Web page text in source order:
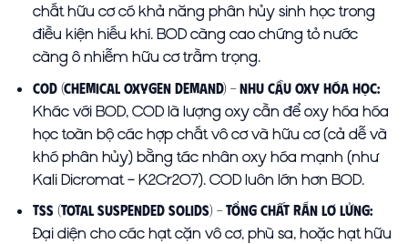
chất hữu cơ có khả năng phân hủy sinh học trong
điều kiện hiếu khí. BOD càng cao chứng tỏ nước
càng ô nhiễm hữu cơ trầm trọng.
COD (Chemical Oxygen Demand) – Nhu cầu oxy hóa học:
Khác với BOD, COD là lượng oxy cần để oxy hóa hóa
học toàn bộ các hợp chất vô cơ và hữu cơ (cả dễ và
khó phân hủy) bằng tác nhân oxy hóa mạnh (như
Kali Dicromat – K2Cr2O7). COD luôn lớn hơn BOD.
TSS (Total Suspended Solids) – Tổng chất rắn lơ lửng:
Đại diện cho các hạt cặn vô cơ, phù sa, hoặc hạt hữu